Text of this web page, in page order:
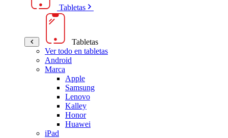
Tabletas
Tabletas
Ver todo en tabletas
Android
Marca
Apple
Samsung
Lenovo
Kalley
Honor
Huawei
iPad